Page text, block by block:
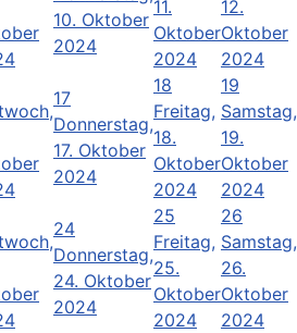
10. Oktober
2024
11.
Oktober
2024
12.
Oktober
2024
17
Donnerstag,
17. Oktober
2024
18
Freitag,
18.
Oktober
2024
19
Samstag,
19.
Oktober
2024
24
Donnerstag,
24. Oktober
2024
25
Freitag,
25.
Oktober
2024
26
Samstag,
26.
Oktober
2024